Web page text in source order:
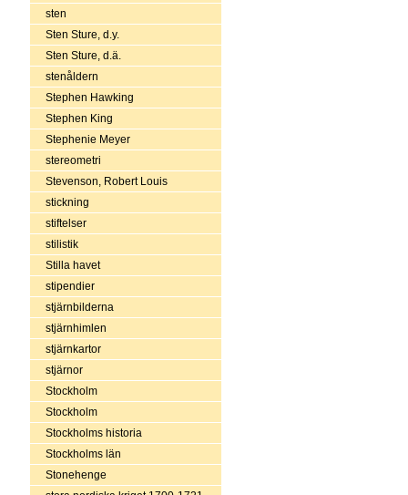
sten
Sten Sture, d.y.
Sten Sture, d.ä.
stenåldern
Stephen Hawking
Stephen King
Stephenie Meyer
stereometri
Stevenson, Robert Louis
stickning
stiftelser
stilistik
Stilla havet
stipendier
stjärnbilderna
stjärnhimlen
stjärnkartor
stjärnor
Stockholm
Stockholm
Stockholms historia
Stockholms län
Stonehenge